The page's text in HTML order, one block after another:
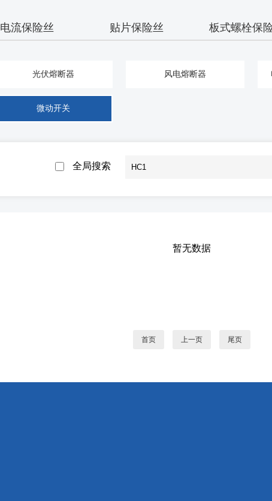
电流保险丝 贴片保险丝 板式螺栓保
光伏熔断器 风电熔断器
微动开关
全局搜索
暂无数据
首页 上一页 尾页